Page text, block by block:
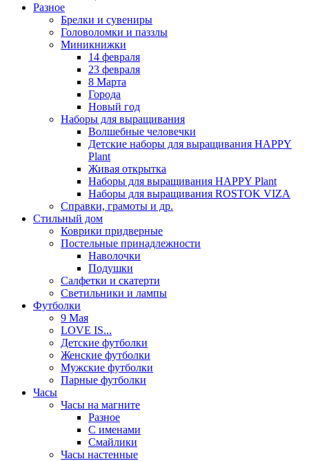
Разное
Брелки и сувениры
Головоломки и паззлы
Миникнижки
14 февраля
23 февраля
8 Марта
Города
Новый год
Наборы для выращивания
Волшебные человечки
Детские наборы для выращивания HAPPY
Plant
Живая открытка
Наборы для выращивания HAPPY Plant
Наборы для выращивания ROSTOK VIZA
Справки, грамоты и др.
Стильный дом
Коврики придверные
Постельные принадлежности
Наволочки
Подушки
Салфетки и скатерти
Светильники и лампы
Футболки
9 Мая
LOVE IS...
Детские футболки
Женские футболки
Мужские футболки
Парные футболки
Часы
Часы на магните
Разное
С именами
Смайлики
Часы настенные